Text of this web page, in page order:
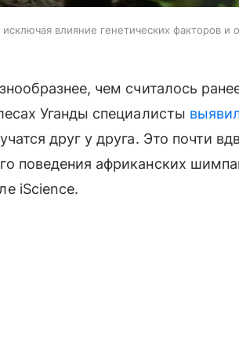
влияние генетических факторов
чем считалось
Уганды специалисты
друг у друга. Это почти
поведения африканских
iScience.